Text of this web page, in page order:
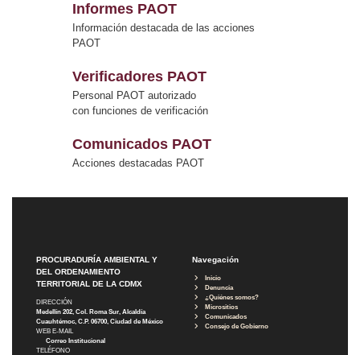
Informes PAOT
Información destacada de las acciones
PAOT
Verificadores PAOT
Personal PAOT autorizado
con funciones de verificación
Comunicados PAOT
Acciones destacadas PAOT
PROCURADURÍA AMBIENTAL Y
DEL ORDENAMIENTO
TERRITORIAL DE LA CDMX
DIRECCIÓN
Medellín 202, Col. Roma Sur, Alcaldía
Cuauhtémoc, C.P. 06700, Ciudad de México
WEB E-MAIL
Correo Institucional
TELÉFONO
Navegación
Inicio
Denuncia
¿Quiénes somos?
Micrositios
Comunicados
Consejo de Gobierno